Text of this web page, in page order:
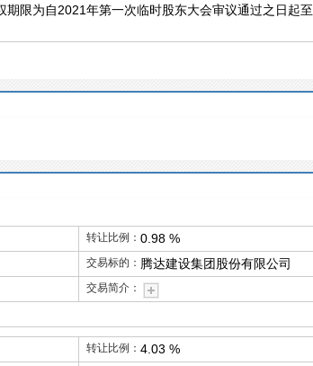
限为自2021年第一次临时股东大会审议通过之日起至
转让比例： 0.98 %
交易标的： 腾达建设集团股份有限公司
交易简介：
转让比例： 4.03 %